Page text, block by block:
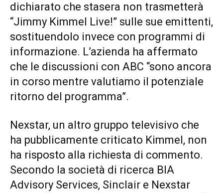
dichiarato che stasera non trasmetterà
“Jimmy Kimmel Live!” sulle sue emittenti,
sostituendolo invece con programmi di
informazione. L’azienda ha affermato
che le discussioni con ABC “sono ancora
in corso mentre valutiamo il potenziale
ritorno del programma”.
Nexstar, un altro gruppo televisivo che
ha pubblicamente criticato Kimmel, non
ha risposto alla richiesta di commento.
Secondo la società di ricerca BIA
Advisory Services, Sinclair e Nexstar